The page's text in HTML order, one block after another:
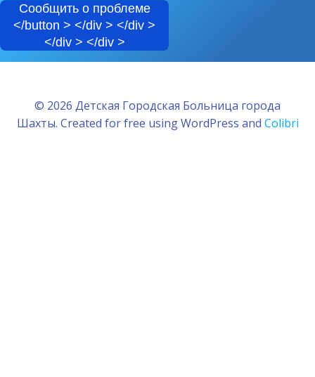
Сообщить о проблеме
</button > </div > </div >
</div > </div >
© 2026 Детская Городская Больница города
Шахты. Created for free using WordPress and Colibri